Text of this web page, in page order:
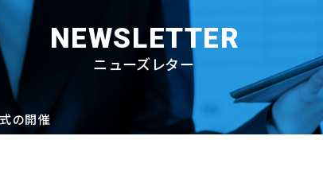
NEWSLETTER
ニューズレター
の開催